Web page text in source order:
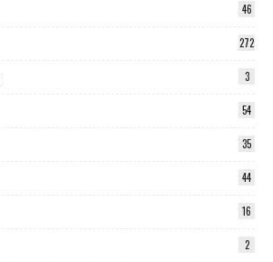
46
272
3
54
35
44
16
2